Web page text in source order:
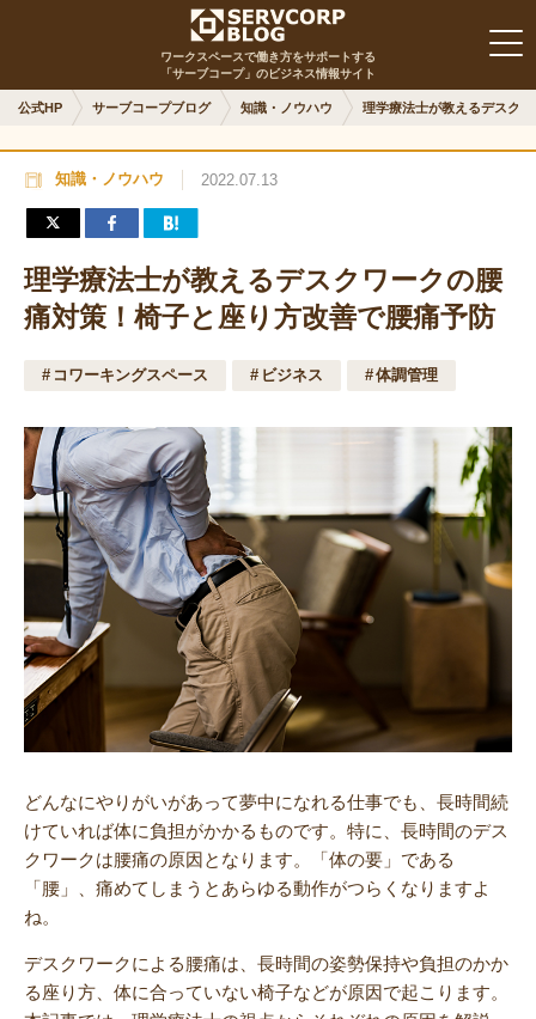
ワークスペースで働き方をサポートする
「サーブコープ」のビジネス情報サイト
公式HP サーブコープブログ 知識・ノウハウ 理学療法士が教えるデスク
知識・ノウハウ 2022.07.13
理学療法士が教えるデスクワークの腰
痛対策！椅子と座り方改善で腰痛予防
コワーキングスペース ビジネス 体調管理
どんなにやりがいがあって夢中になれる仕事でも、長時間続
けていれば体に負担がかかるものです。特に、長時間のデス
クワークは腰痛の原因となります。「体の要」である
「腰」、痛めてしまうとあらゆる動作がつらくなりますよ
ね。
デスクワークによる腰痛は、長時間の姿勢保持や負担のかか
る座り方、体に合っていない椅子などが原因で起こります。